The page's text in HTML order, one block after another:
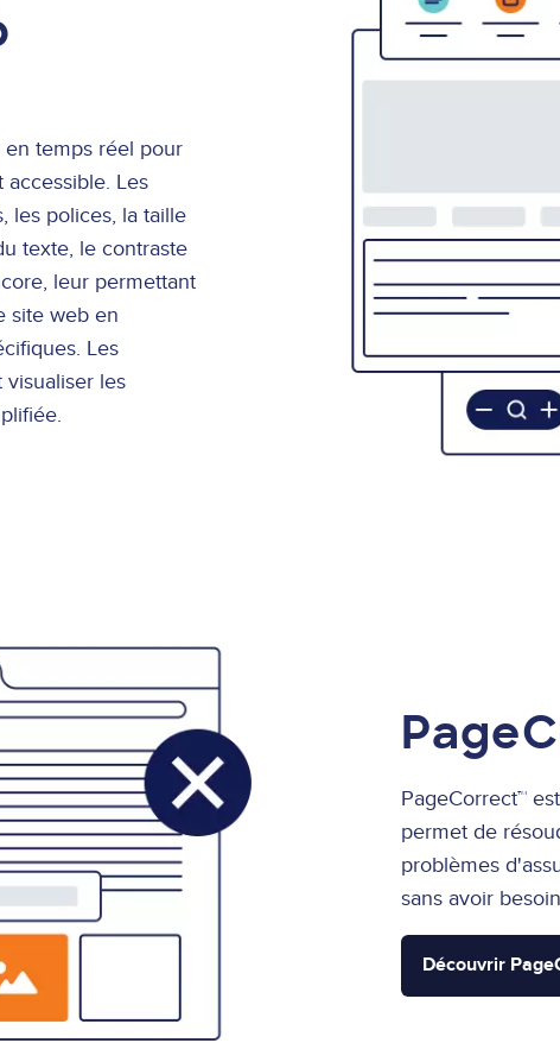
temps réel pour
Les
les polices, la taille
texte, le contraste
leur permettant
site web en
Les
les
PageCorrect™
permet de
problèmes
sans avoir
Découvrir